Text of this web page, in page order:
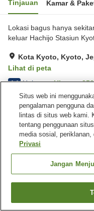
Tinjauan Kamar &
Lokasi bagus hanya
keluar Hachijo Stasiun
Kota Kyoto, Kyoto,
Lihat di peta
4.4 Hebat Ulasan:858
Fasilitas properti
Wi-Fi
Restoran
Beranda Jepang
Miyako Hotel Kyoto Hachijo
Situs web ini
pengalaman pengguna
lintas di situs web kami.
tentang penggunaan
media sosial, periklanan,
Privasi
Jangan